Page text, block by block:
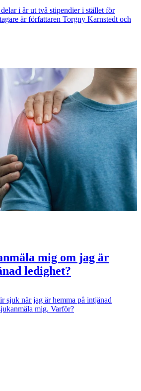
i år ut två stipendier i stället för
är författaren Torgny Karnstedt och
mig om jag är
ledighet?
sjuk när jag är hemma på intjänad
mig. Varför?